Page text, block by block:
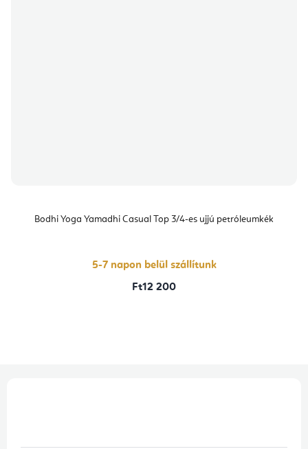
Bodhi Yoga Yamadhi Casual Top 3/4-es ujjú petróleumkék
5-7 napon belül szállítunk
Ft12 200